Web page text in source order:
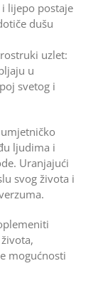
lijepo postaje
dušu
uzlet:
u
svetog i
ljudima i
Uranjajući
svog života i
mogućnosti